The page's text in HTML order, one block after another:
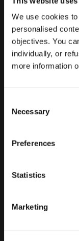
We use cookies
personalised
objectives. You
individually, or
more information
Selection
Necessary
Preferences
Statistics
Marketing
Plats
Regular